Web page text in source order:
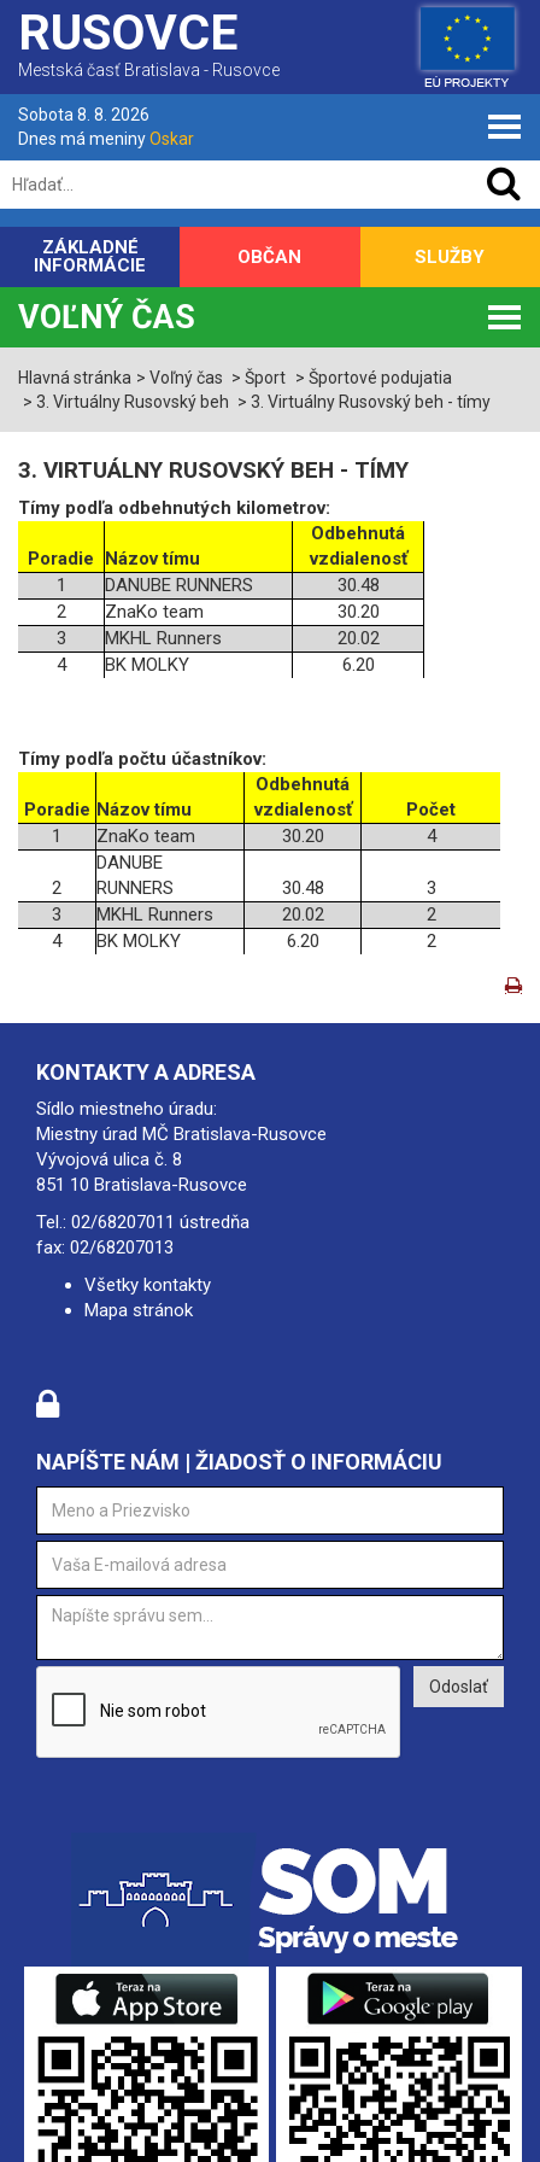
RUSOVCE
Mestská časť Bratislava - Rusovce
Sobota 8. 8. 2026
Dnes má meninyOskar
ZÁKLADNÉ
INFORMÁCIE
OBČAN SLUŽBY
VOĽNÝ ČAS
Hlavná stránka Voľný čas Šport
Športové podujatia
3. Virtuálny Rusovský beh
3. Virtuálny Rusovský beh - tímy
3. VIRTUÁLNY RUSOVSKÝ BEH - TÍMY
Tímy podľa odbehnutých kilometrov:
Poradie Názov tímu
Odbehnutá
vzdialenosť
1
DANUBE RUNNERS
30.48
2
ZnaKo team
30.20
3
MKHL Runners
20.02
4
BK MOLKY 6.20
Tímy podľa počtu účastníkov:
Poradie Názov tímu
Odbehnutá
vzdialenosť
Počet
1
ZnaKo team 30.20 4
2
DANUBE
RUNNERS
30.48
3
3
MKHL Runners 20.02
2
4
BK MOLKY 6.20 2
KONTAKTY A ADRESA
Sídlo miestneho úradu:
Miestny úrad MČ Bratislava-Rusovce
Vývojová ulica č. 8
851 10 Bratislava-Rusovce
Tel.: 02/68207011 ústredňa
fax: 02/68207013
Všetky kontakty
Mapa stránok
NAPÍŠTE NÁM | ŽIADOSŤ O INFORMÁCIU